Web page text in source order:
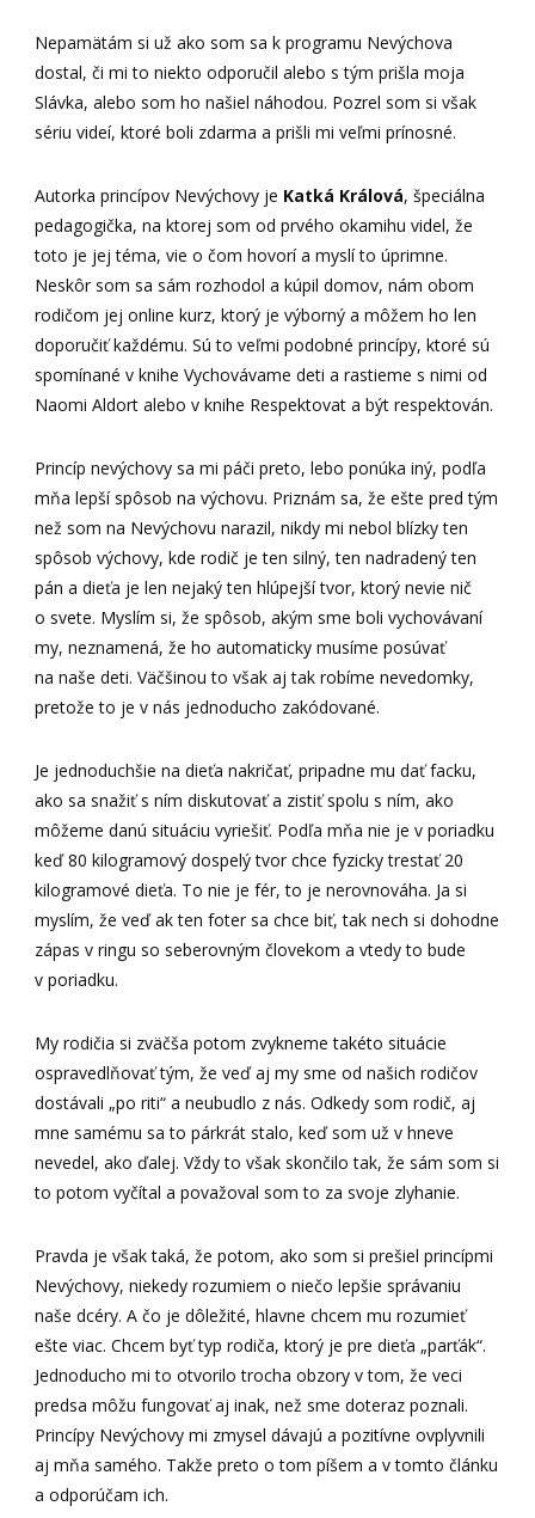
Nepamätám si už ako som sa k programu Nevýchova
dostal, či mi to niekto odporučil alebo s tým prišla moja
Slávka, alebo som ho našiel náhodou. Pozrel som si však
sériu videí, ktoré boli zdarma a prišli mi veľmi prínosné.
Autorka princípov Nevýchovy je Katká Králová, špeciálna
pedagogička, na ktorej som od prvého okamihu videl, že
toto je jej téma, vie o čom hovorí a myslí to úprimne.
Neskôr som sa sám rozhodol a kúpil domov, nám obom
rodičom jej online kurz, ktorý je výborný a môžem ho len
doporučiť každému. Sú to veľmi podobné princípy, ktoré sú
spomínané v knihe Vychovávame deti a rastieme s nimi od
Naomi Aldort alebo v knihe Respektovat a být respektován.
Princíp nevýchovy sa mi páči preto, lebo ponúka iný, podľa
mňa lepší spôsob na výchovu. Priznám sa, že ešte pred tým
než som na Nevýchovu narazil, nikdy mi nebol blízky ten
spôsob výchovy, kde rodič je ten silný, ten nadradený ten
pán a dieťa je len nejaký ten hlúpejší tvor, ktorý nevie nič
o svete. Myslím si, že spôsob, akým sme boli vychovávaní
my, neznamená, že ho automaticky musíme posúvať
na naše deti. Väčšinou to však aj tak robíme nevedomky,
pretože to je v nás jednoducho zakódované.
Je jednoduchšie na dieťa nakričať, pripadne mu dať facku,
ako sa snažiť s ním diskutovať a zistiť spolu s ním, ako
môžeme danú situáciu vyriešiť. Podľa mňa nie je v poriadku
keď 80 kilogramový dospelý tvor chce fyzicky trestať 20
kilogramové dieťa. To nie je fér, to je nerovnováha. Ja si
myslím, že veď ak ten foter sa chce biť, tak nech si dohodne
zápas v ringu so seberovným človekom a vtedy to bude
v poriadku.
My rodičia si zväčša potom zvykneme takéto situácie
ospravedlňovať tým, že veď aj my sme od našich rodičov
dostávali „po riti“ a neubudlo z nás. Odkedy som rodič, aj
mne samému sa to párkrát stalo, keď som už v hneve
nevedel, ako ďalej. Vždy to však skončilo tak, že sám som si
to potom vyčítal a považoval som to za svoje zlyhanie.
Pravda je však taká, že potom, ako som si prešiel princípmi
Nevýchovy, niekedy rozumiem o niečo lepšie správaniu
naše dcéry. A čo je dôležité, hlavne chcem mu rozumieť
ešte viac. Chcem byť typ rodiča, ktorý je pre dieťa „parťák“.
Jednoducho mi to otvorilo trocha obzory v tom, že veci
predsa môžu fungovať aj inak, než sme doteraz poznali.
Princípy Nevýchovy mi zmysel dávajú a pozitívne ovplyvnili
aj mňa samého. Takže preto o tom píšem a v tomto článku
a odporúčam ich.